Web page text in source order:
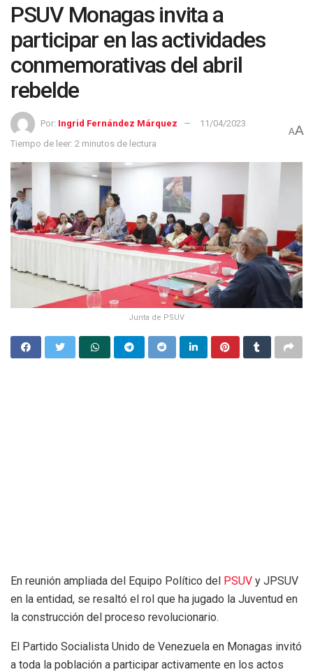
PSUV Monagas invita a
participar en las actividades
conmemorativas del abril
rebelde
Por: Ingrid Fernández Márquez
11/04/2023
Tiempo de leer: 2 minutos de lectura
AA
Junta de PSUV
En reunión ampliada del Equipo Político del PSUV y JPSUV
en la entidad, se resaltó el rol que ha jugado la Juventud en
la construcción del proceso revolucionario.
El Partido Socialista Unido de Venezuela en Monagas invitó
a toda la población a participar activamente en los actos